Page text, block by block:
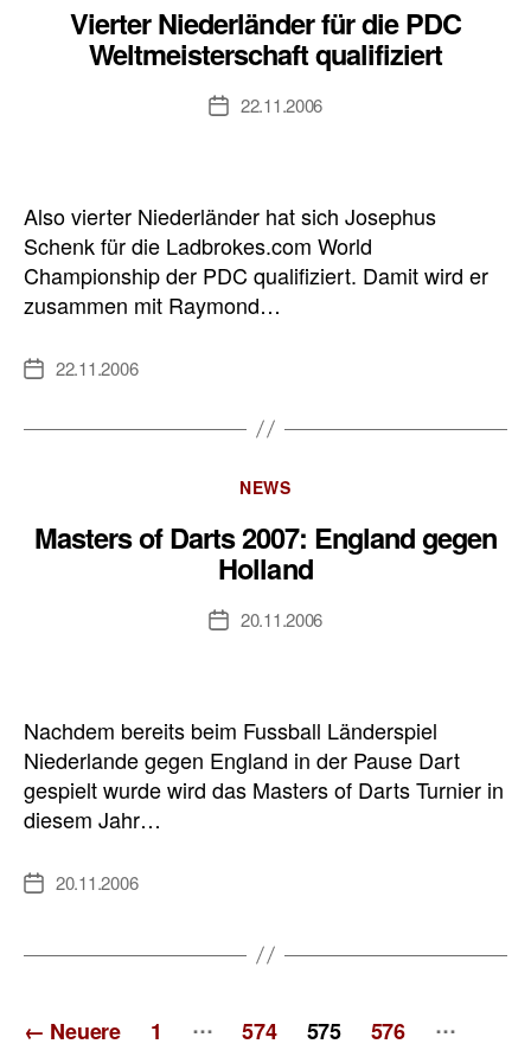
Vierter Niederländer für die PDC
Weltmeisterschaft qualifiziert
Veröffentlichungsdatum
22.11.2006
Also vierter Niederländer hat sich Josephus
Schenk für die Ladbrokes.com World
Championship der PDC qualifiziert. Damit wird er
zusammen mit Raymond…
Veröffentlichungsdatum
22.11.2006
Kategorien
NEWS
Masters of Darts 2007: England gegen
Holland
Veröffentlichungsdatum
20.11.2006
Nachdem bereits beim Fussball Länderspiel
Niederlande gegen England in der Pause Dart
gespielt wurde wird das Masters of Darts Turnier in
diesem Jahr…
Veröffentlichungsdatum
20.11.2006
Seitennummerierung
← Neuere 1 … 574 575 576
…